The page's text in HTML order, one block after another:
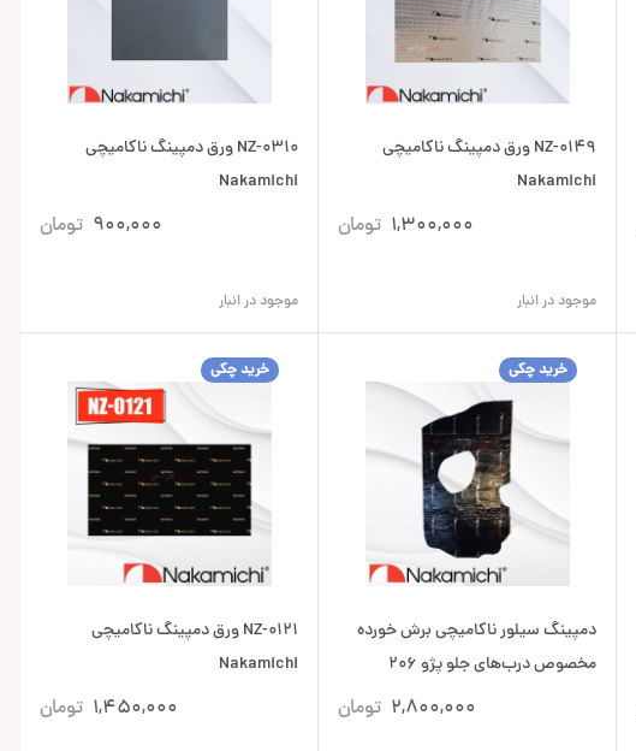
NZ-0149 ورق دمپینگ ناکامیچی
Nakamichi
1,300,000 تومان
موجود در انبار
NZ-0310 ورق دمپینگ ناکامیچی
Nakamichi
900,000 تومان
موجود در انبار
خرید چکی
دمپینگ سیلور ناکامیچی برش خورده
مخصوص درب‌های جلو پژو 206
2,800,000 تومان
خرید چکی
NZ-0121 ورق دمپینگ ناکامیچی
Nakamichi
1,450,000 تومان